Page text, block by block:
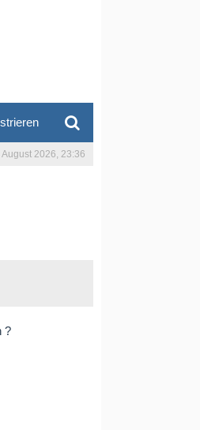
August 2026, 23:36
?